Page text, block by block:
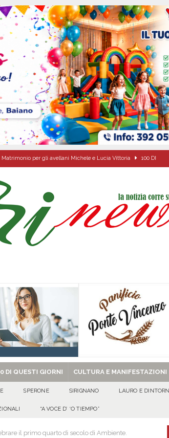
Matrimonio per gli avellani Michele e Lucia Vittoria 100 DI
obiettivo consolidare la crescita e preparare le prossime
tornerà ad ardere nella notte del 30 agosto ATTUALITA'
donna: aperta un’indagine
il Martirio di san Giovanni Battista e santa Sabina EVIDENZA
DI QUESTI GIORNI CULTURA E MANIFESTAZIONI
SPERONE SIRIGNANO LAURO E DINTORNI
“A VOCE D’ ‘O TIEMPO”
il primo quarto di secolo di Ambiente.